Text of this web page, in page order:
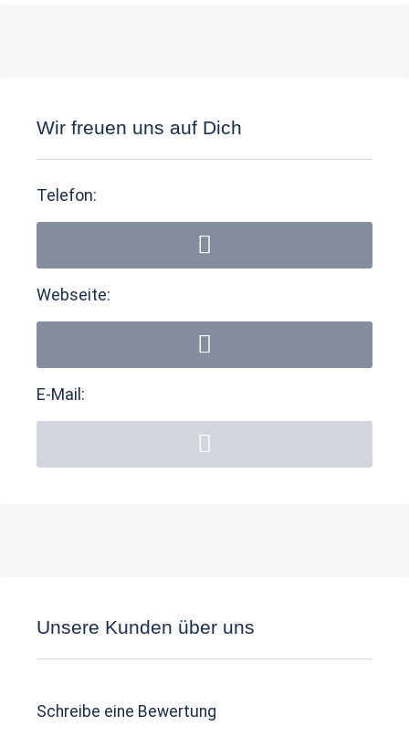
Wir freuen uns auf Dich
Telefon:
Webseite:
E-Mail:
Unsere Kunden über uns
Schreibe eine Bewertung